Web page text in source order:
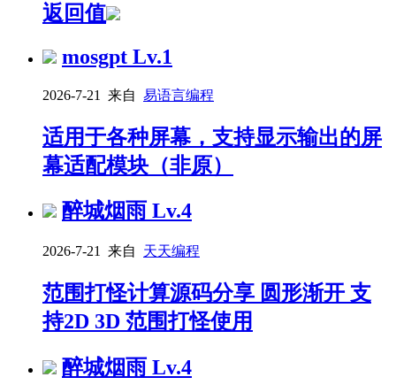
返回值
mosgpt Lv.1
2026-7-21 来自 易语言编程
适用于各种屏幕，支持显示输出的屏
幕适配模块（非原）
醉城烟雨 Lv.4
2026-7-21 来自 天天编程
范围打怪计算源码分享 圆形渐开 支
持2D 3D 范围打怪使用
醉城烟雨 Lv.4